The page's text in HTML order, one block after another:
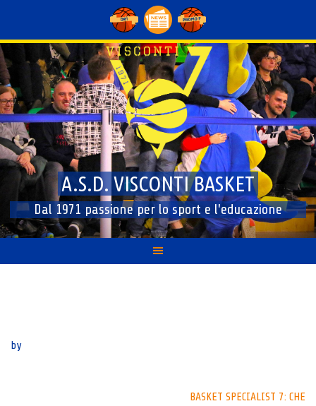
content
A.S.D. VISCONTI BASKET
Dal 1971 passione per lo sport e l'educazione
by
BASKET SPECIALIST 7: CHE